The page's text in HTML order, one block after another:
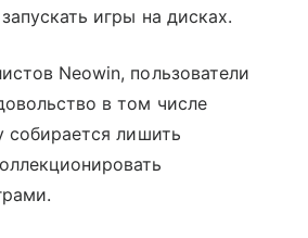
игры на дисках.
Neowin, пользователи
в том числе
собирается лишить